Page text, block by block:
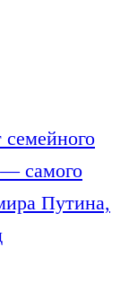
самого
Путина,